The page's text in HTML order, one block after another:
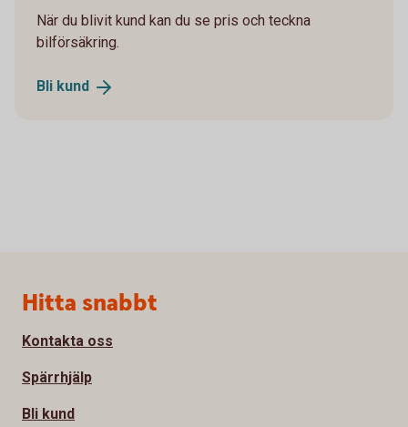
När du blivit kund kan du se pris och teckna
bilförsäkring.
Bli kund
Sidfot
Hitta snabbt
Kontakta oss
Spärrhjälp
Bli kund